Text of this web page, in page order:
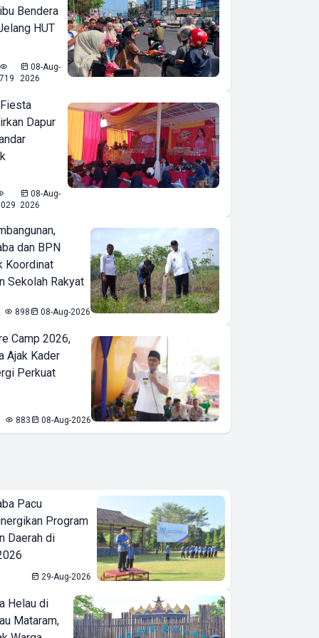
Bendera
HUT
719
08-Aug-
2026
Dapur
08-Aug-
2026
dan BPN
Koordinat
Sekolah Rakyat
898 08-Aug-2026
Camp 2026,
Ajak Kader
Perkuat
883 08-Aug-2026
Pacu
Program
Daerah di
29-Aug-2026
Helau di
Mataram,